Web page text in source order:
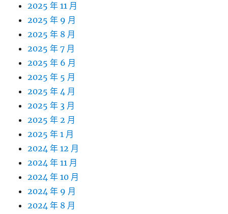
2025 年 11 月
2025 年 9 月
2025 年 8 月
2025 年 7 月
2025 年 6 月
2025 年 5 月
2025 年 4 月
2025 年 3 月
2025 年 2 月
2025 年 1 月
2024 年 12 月
2024 年 11 月
2024 年 10 月
2024 年 9 月
2024 年 8 月